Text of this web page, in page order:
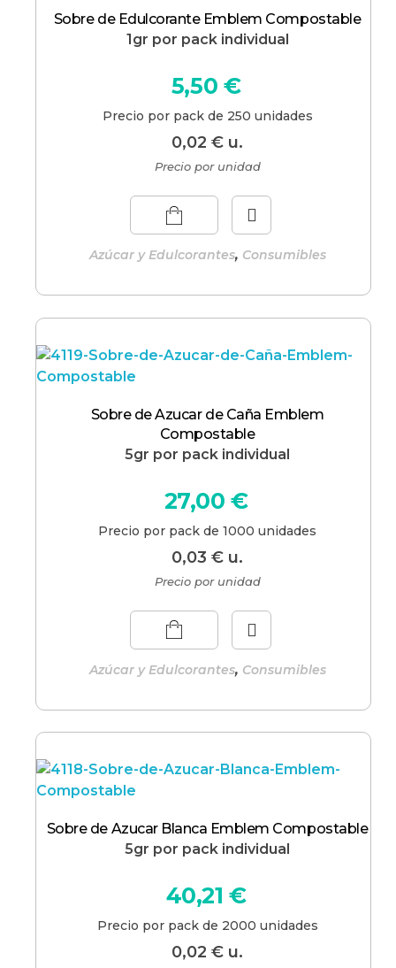
Sobre de Edulcorante Emblem Compostable
1gr por pack individual
0,02€ u.
5,50 €
Precio por pack de 250 unidades
Azúcar y Edulcorantes, Consumibles
Precio por unidad
Sobre de Azucar de Caña Emblem
Compostable
5gr por pack individual
0,03€ u.
27,00 €
Precio por pack de 1000 unidades
Azúcar y Edulcorantes, Consumibles
Precio por unidad
Sobre de Azucar Blanca Emblem Compostable
5gr por pack individual
0,02€ u.
40,21 €
Precio por pack de 2000 unidades